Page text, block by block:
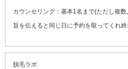
カウンセリング：基本1名まで(ただし複
旨を伝えると同じ日に予約を取ってくれ
脱毛ラボ